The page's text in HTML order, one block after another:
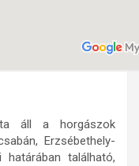
áll a horgászok
Erzsébethely-
található,